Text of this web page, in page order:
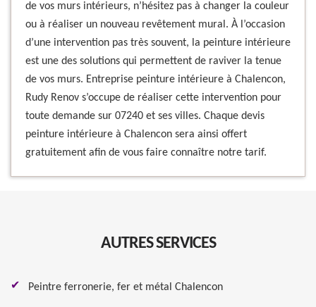
de vos murs intérieurs, n’hésitez pas à changer la couleur
ou à réaliser un nouveau revêtement mural. À l’occasion
d’une intervention pas très souvent, la peinture intérieure
est une des solutions qui permettent de raviver la tenue
de vos murs. Entreprise peinture intérieure à Chalencon,
Rudy Renov s’occupe de réaliser cette intervention pour
toute demande sur 07240 et ses villes. Chaque devis
peinture intérieure à Chalencon sera ainsi offert
gratuitement afin de vous faire connaître notre tarif.
AUTRES SERVICES
Peintre ferronerie, fer et métal Chalencon